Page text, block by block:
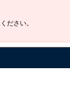
ださい。